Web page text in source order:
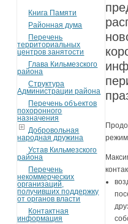
Книга Памяти
Районная дума
Перечень
территориальных
центров занятости
Глава Кильмезского
района
Структура
Администрации района
Перечень объектов
похоронного
назначения
Добровольная
народная дружина
Устав Кильмезского
района
Перечень
некоммерческих
организаций,
получивших поддержку
от органов власти
Контактная
информация